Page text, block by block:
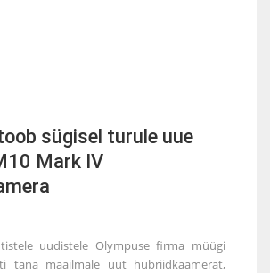
sügisel turule uue
Mark IV
uudistele Olympuse firma müügi
täna maailmale uut hübriidkaamerat,